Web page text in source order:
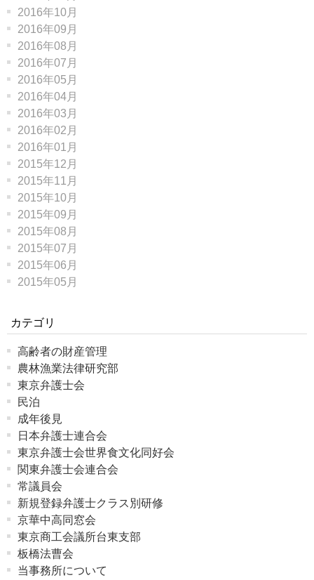
2016年10月
2016年09月
2016年08月
2016年07月
2016年05月
2016年04月
2016年03月
2016年02月
2016年01月
2015年12月
2015年11月
2015年10月
2015年09月
2015年08月
2015年07月
2015年06月
2015年05月
カテゴリ
高齢者の財産管理
農林漁業法律研究部
東京弁護士会
民泊
成年後見
日本弁護士連合会
東京弁護士会世界食文化同好会
関東弁護士会連合会
常議員会
新規登録弁護士クラス別研修
京華中高同窓会
東京商工会議所台東支部
板橋法曹会
当事務所について